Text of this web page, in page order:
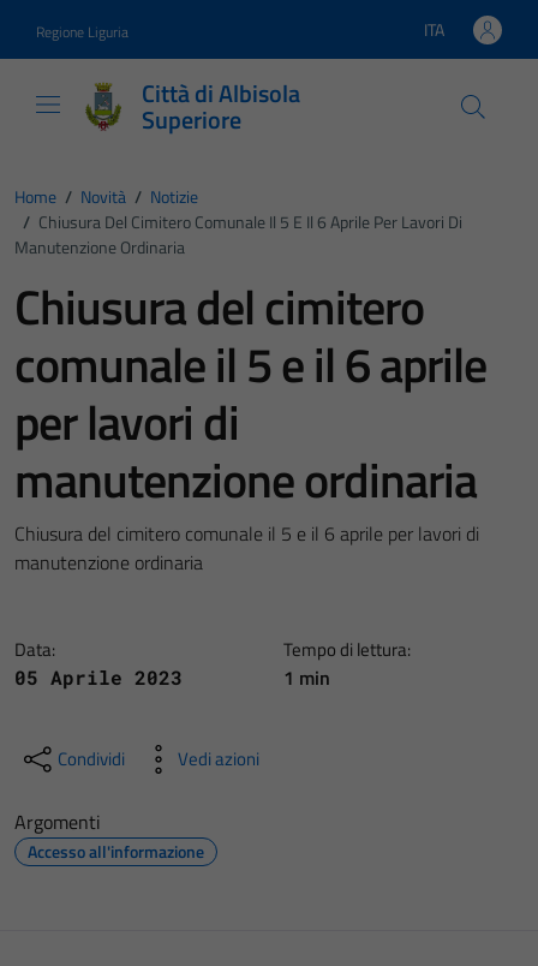
Regione Liguria Lingua attiva:
ITA
Città di Albisola
Superiore
Home / Novità / Notizie
/ Chiusura Del Cimitero Comunale Il 5 E Il 6 Aprile Per Lavori Di
Manutenzione Ordinaria
Chiusura del cimitero
comunale il 5 e il 6 aprile
per lavori di
manutenzione ordinaria
Chiusura del cimitero comunale il 5 e il 6 aprile per lavori di
manutenzione ordinaria
Data:
05 Aprile 2023
Tempo di lettura:
1 min
Condividi Vedi azioni
Argomenti
Accesso all'informazione